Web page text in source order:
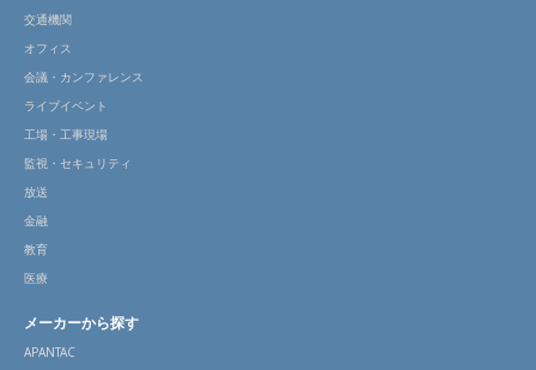
交通機関
オフィス
会議・カンファレンス
ライブイベント
工場・工事現場
監視・セキュリティ
放送
金融
教育
医療
メーカーから探す
APANTAC